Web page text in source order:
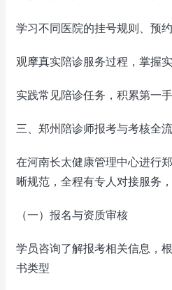
学习不同医院的挂号规则、预
观摩真实陪诊服务过程，掌握
实践常见陪诊任务，积累第一
三、郑州陪诊师报考与考核全
在河南长太健康管理中心进行
晰规范，全程有专人对接服务
（一）报名与资质审核
学员咨询了解报考相关信息，
书类型